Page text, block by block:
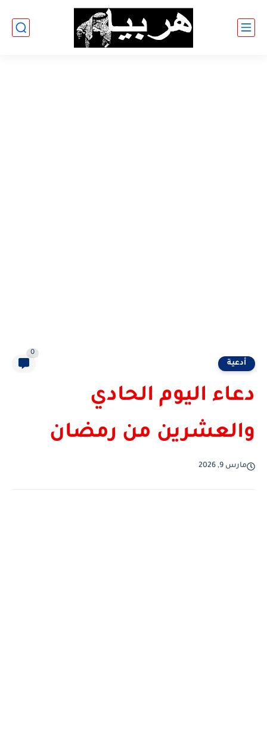
أدعية
0
دعاء اليوم الحادي
والعشرين من رمضان
مارس 9, 2026